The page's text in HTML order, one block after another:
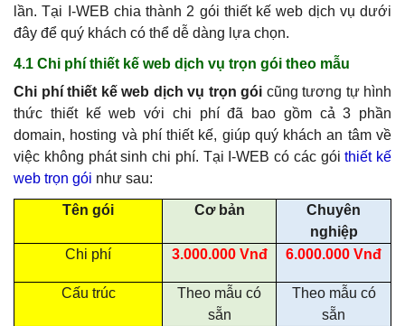
lần. Tại I-WEB chia thành 2 gói thiết kế web dịch vụ dưới
đây để quý khách có thể dễ dàng lựa chọn.
4.1 Chi phí thiết kế web dịch vụ trọn gói theo mẫu
Chi phí thiết kế web dịch vụ trọn gói cũng tương tự hình
thức thiết kế web với chi phí đã bao gồm cả 3 phần
domain, hosting và phí thiết kế, giúp quý khách an tâm về
việc không phát sinh chi phí. Tại I-WEB có các góithiết kế
web trọn gói như sau:
Tên gói Cơ bản
Chuyên
nghiệp
Chi phí
3.000.000 Vnđ 6.000.000 Vnđ
Cấu trúc
Theo mẫu có
sẵn
Theo mẫu có
sẵn